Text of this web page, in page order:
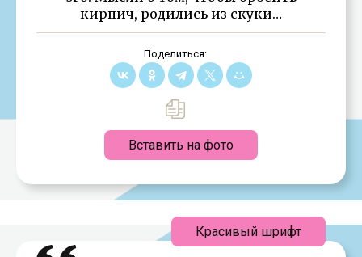
кирпич, родились из скуки…
Поделиться:
Вставить на фото
Красивый шрифт